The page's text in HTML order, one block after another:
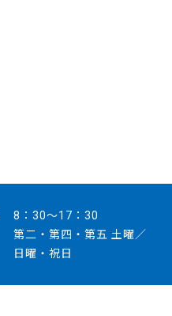
8：30～17：30
第二・第四・第五 土曜／
日曜・祝日